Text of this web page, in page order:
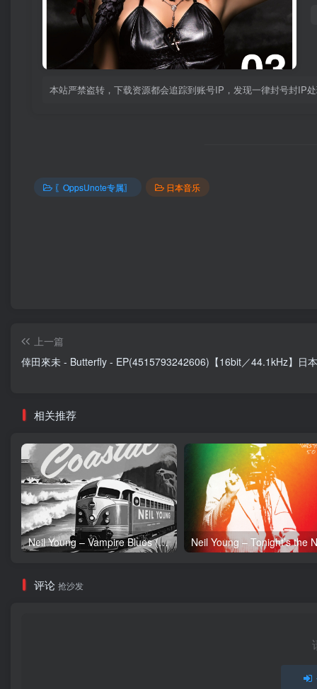
本站严禁盗转，下载资源都会追踪到账号IP，发现一律封号封IP
〖OppsUnote专属〗 日本音乐
上一篇
倖田來未 - Butterfly - EP(4515793242606)【16bit／44.1kHz】日
相关推荐
Neil Young – Vampire Blues (Live) – Single(054391239303)【24bit／96.0kHz】土耳其区
评论 抢沙发